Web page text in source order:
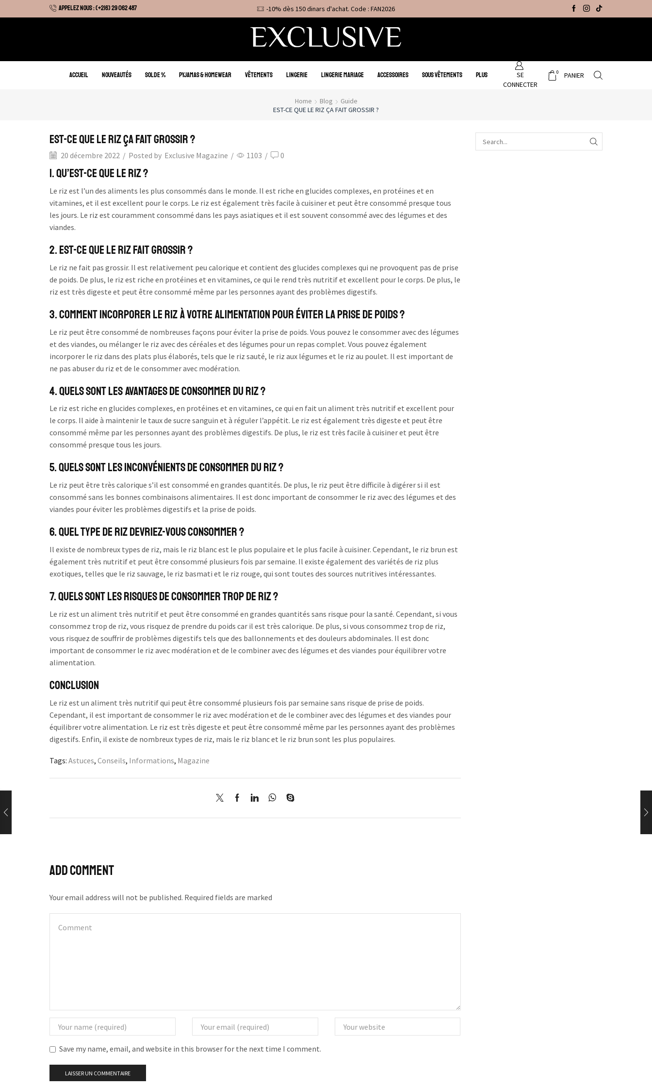
APPELEZ NOUS : (+216) 29 062 487
Hiver : Livraison gratuite sur tous nos articles -10% dès 150 dinars d'achat. Code : FAN2026 Promo Hiver : Livraison gratuite sur tous
ACCUEIL NOUVEAUTÉS SOLDE % PYJAMAS & HOMEWEAR VÊTEMENTS LINGERIE LINGERIE MARIAGE ACCESSOIRES SOUS VÊTEMENTS PLUS
SE
CONNECTER
0 PANIER
Home Blog
Guide
EST-CE QUE LE RIZ ÇA FAIT GROSSIR ?
Est-ce que le riz ça fait grossir ?
20 décembre 2022 / Posted by Exclusive Magazine / 1103 / 0
1. Qu’est-ce que le riz ?
Le riz est l’un des aliments les plus consommés dans le monde. Il est riche en glucides complexes, en protéines et en
vitamines, et il est excellent pour le corps. Le riz est également très facile à cuisiner et peut être consommé presque tous
les jours. Le riz est couramment consommé dans les pays asiatiques et il est souvent consommé avec des légumes et des
viandes.
2. Est-ce que le riz fait grossir ?
Le riz ne fait pas grossir. Il est relativement peu calorique et contient des glucides complexes qui ne provoquent pas de prise
de poids. De plus, le riz est riche en protéines et en vitamines, ce qui le rend très nutritif et excellent pour le corps. De plus, le
riz est très digeste et peut être consommé même par les personnes ayant des problèmes digestifs.
3. Comment incorporer le riz à votre alimentation pour éviter la prise de poids ?
Le riz peut être consommé de nombreuses façons pour éviter la prise de poids. Vous pouvez le consommer avec des légumes
et des viandes, ou mélanger le riz avec des céréales et des légumes pour un repas complet. Vous pouvez également
incorporer le riz dans des plats plus élaborés, tels que le riz sauté, le riz aux légumes et le riz au poulet. Il est important de
ne pas abuser du riz et de le consommer avec modération.
4. Quels sont les avantages de consommer du riz ?
Le riz est riche en glucides complexes, en protéines et en vitamines, ce qui en fait un aliment très nutritif et excellent pour
le corps. Il aide à maintenir le taux de sucre sanguin et à réguler l’appétit. Le riz est également très digeste et peut être
consommé même par les personnes ayant des problèmes digestifs. De plus, le riz est très facile à cuisiner et peut être
consommé presque tous les jours.
5. Quels sont les inconvénients de consommer du riz ?
Le riz peut être très calorique s’il est consommé en grandes quantités. De plus, le riz peut être difficile à digérer si il est
consommé sans les bonnes combinaisons alimentaires. Il est donc important de consommer le riz avec des légumes et des
viandes pour éviter les problèmes digestifs et la prise de poids.
6. Quel type de riz devriez-vous consommer ?
Il existe de nombreux types de riz, mais le riz blanc est le plus populaire et le plus facile à cuisiner. Cependant, le riz brun est
également très nutritif et peut être consommé plusieurs fois par semaine. Il existe également des variétés de riz plus
exotiques, telles que le riz sauvage, le riz basmati et le riz rouge, qui sont toutes des sources nutritives intéressantes.
7. Quels sont les risques de consommer trop de riz ?
Le riz est un aliment très nutritif et peut être consommé en grandes quantités sans risque pour la santé. Cependant, si vous
consommez trop de riz, vous risquez de prendre du poids car il est très calorique. De plus, si vous consommez trop de riz,
vous risquez de souffrir de problèmes digestifs tels que des ballonnements et des douleurs abdominales. Il est donc
important de consommer le riz avec modération et de le combiner avec des légumes et des viandes pour équilibrer votre
alimentation.
Conclusion
Le riz est un aliment très nutritif qui peut être consommé plusieurs fois par semaine sans risque de prise de poids.
Cependant, il est important de consommer le riz avec modération et de le combiner avec des légumes et des viandes pour
équilibrer votre alimentation. Le riz est très digeste et peut être consommé même par les personnes ayant des problèmes
digestifs. Enfin, il existe de nombreux types de riz, mais le riz blanc et le riz brun sont les plus populaires.
Tags: Astuces, Conseils, Informations, Magazine
Add comment
Your email address will not be published. Required fields are marked
Save my name, email, and website in this browser for the next time I comment.